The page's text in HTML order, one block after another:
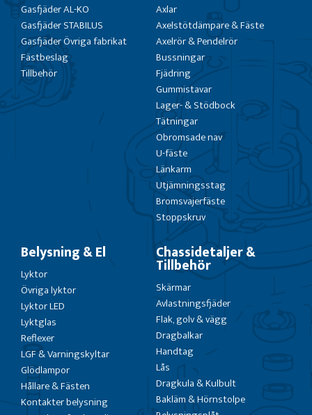
Gasfjäder AL-KO
Gasfjäder STABILUS
Gasfjäder Övriga fabrikat
Fästbeslag
Tillbehör
Axlar
Axelstötdämpare & Fäste
Axelrör & Pendelrör
Bussningar
Fjädring
Gummistavar
Lager- & Stödbock
Tätningar
Obromsade nav
U-fäste
Länkarm
Utjämningsstag
Bromsvajerfäste
Stoppskruv
Belysning & El
Lyktor
Övriga lyktor
Lyktor LED
Lyktglas
Reflexer
LGF & Varningskyltar
Glödlampor
Hållare & Fästen
Kontakter belysning
Chassidetaljer &
Tillbehör
Skärmar
Avlastningsfjäder
Flak, golv & vägg
Dragbalkar
Handtag
Lås
Dragkula & Kulbult
Bakläm & Hörnstolpe